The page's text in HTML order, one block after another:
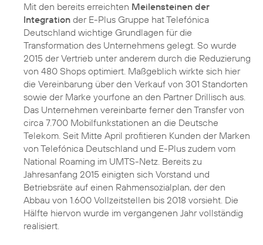
Mit den bereits erreichten Meilensteinen der
Integration der E-Plus Gruppe hat Telefónica
Deutschland wichtige Grundlagen für die
Transformation des Unternehmens gelegt. So wurde
2015 der Vertrieb unter anderem durch die Reduzierung
von 480 Shops optimiert. Maßgeblich wirkte sich hier
die Vereinbarung über den Verkauf von 301 Standorten
sowie der Marke yourfone an den Partner Drillisch aus.
Das Unternehmen vereinbarte ferner den Transfer von
circa 7.700 Mobilfunkstationen an die Deutsche
Telekom. Seit Mitte April profitieren Kunden der Marken
von Telefónica Deutschland und E-Plus zudem vom
National Roaming im UMTS-Netz. Bereits zu
Jahresanfang 2015 einigten sich Vorstand und
Betriebsräte auf einen Rahmensozialplan, der den
Abbau von 1.600 Vollzeitstellen bis 2018 vorsieht. Die
Hälfte hiervon wurde im vergangenen Jahr vollständig
realisiert.